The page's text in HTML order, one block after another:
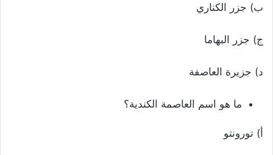
ب) جزر الكناري
ج) جزر البهاما
د) جزيرة العاصفة
ما هو اسم العاصمة الكندية؟
أ) تورونتو